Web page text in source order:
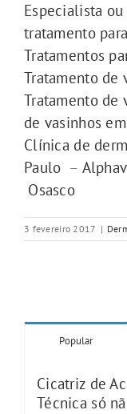
Especialista
tratamento
Tratamentos
Tratamento de
Tratamento de
de vasinhos
Clínica de
Paulo –
Osasco
3 fevereiro 2017 |
Popular
Cicatriz de
Técnica só